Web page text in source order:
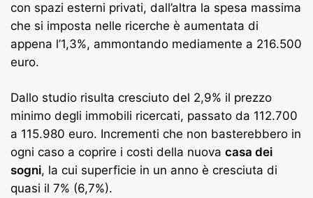
con spazi esterni privati, dall’altra la spesa massima
che si imposta nelle ricerche è aumentata di
appena l’1,3%, ammontando mediamente a 216.500
euro.
Dallo studio risulta cresciuto del 2,9% il prezzo
minimo degli immobili ricercati, passato da 112.700
a 115.980 euro. Incrementi che non basterebbero in
ogni caso a coprire i costi della nuova casa dei
sogni, la cui superficie in un anno è cresciuta di
quasi il 7% (6,7%).